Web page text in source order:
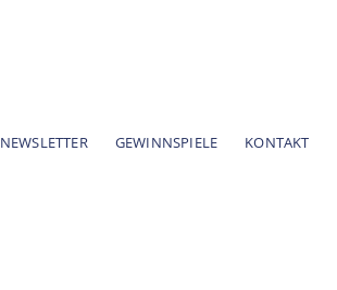
NEWSLETTER GEWINNSPIELE KONTAKT